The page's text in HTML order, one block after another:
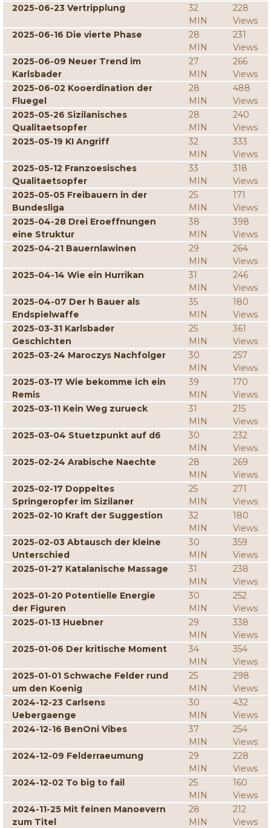
2025-06-23 Vertripplung
32
MIN
228
Views
2025-06-16 Die vierte Phase
28
MIN
231
Views
2025-06-09 Neuer Trend im
Karlsbader
27
MIN
266
Views
2025-06-02 Kooerdination der
Fluegel
28
MIN
488
Views
2025-05-26 Sizilanisches
Qualitaetsopfer
28
MIN
240
Views
2025-05-19 KI Angriff
32
MIN
333
Views
2025-05-12 Franzoesisches
Qualitaetsopfer
33
MIN
318
Views
2025-05-05 Freibauern in der
Bundesliga
25
MIN
171
Views
2025-04-28 Drei Eroeffnungen
eine Struktur
38
MIN
398
Views
2025-04-21 Bauernlawinen
29
MIN
264
Views
2025-04-14 Wie ein Hurrikan
31
MIN
246
Views
2025-04-07 Der h Bauer als
Endspielwaffe
35
MIN
180
Views
2025-03-31 Karlsbader
Geschichten
25
MIN
361
Views
2025-03-24 Maroczys Nachfolger
30
MIN
257
Views
2025-03-17 Wie bekomme ich ein
Remis
39
MIN
170
Views
2025-03-11 Kein Weg zurueck
31
MIN
215
Views
2025-03-04 Stuetzpunkt auf d6
30
MIN
232
Views
2025-02-24 Arabische Naechte
28
MIN
269
Views
2025-02-17 Doppeltes
Springeropfer im Sizilaner
25
MIN
271
Views
2025-02-10 Kraft der Suggestion
32
MIN
180
Views
2025-02-03 Abtausch der kleine
Unterschied
30
MIN
359
Views
2025-01-27 Katalanische Massage
31
MIN
238
Views
2025-01-20 Potentielle Energie
der Figuren
30
MIN
252
Views
2025-01-13 Huebner
29
MIN
338
Views
2025-01-06 Der kritische Moment
34
MIN
354
Views
2025-01-01 Schwache Felder rund
um den Koenig
25
MIN
298
Views
2024-12-23 Carlsens
Uebergaenge
30
MIN
432
Views
2024-12-16 BenOni Vibes
37
MIN
254
Views
2024-12-09 Felderraeumung
29
MIN
228
Views
2024-12-02 To big to fail
25
MIN
160
Views
2024-11-25 Mit feinen Manoevern
zum Titel
28
MIN
212
Views